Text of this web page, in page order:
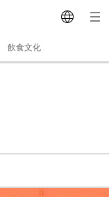
飲食文化